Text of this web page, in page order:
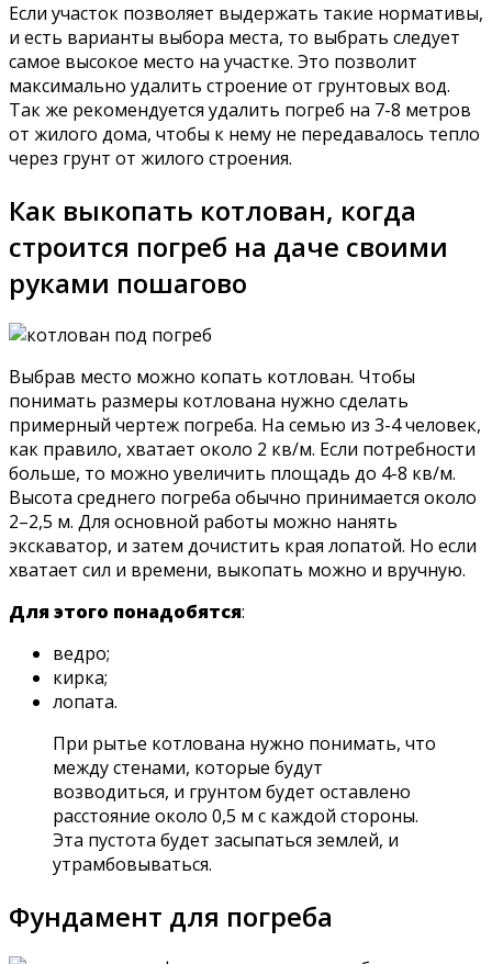
Если участок позволяет выдержать такие нормативы,
и есть варианты выбора места, то выбрать следует
самое высокое место на участке. Это позволит
максимально удалить строение от грунтовых вод.
Так же рекомендуется удалить погреб на 7-8 метров
от жилого дома, чтобы к нему не передавалось тепло
через грунт от жилого строения.
Как выкопать котлован, когда
строится погреб на даче своими
руками пошагово
Выбрав место можно копать котлован. Чтобы
понимать размеры котлована нужно сделать
примерный чертеж погреба. На семью из 3-4 человек,
как правило, хватает около 2 кв/м. Если потребности
больше, то можно увеличить площадь до 4-8 кв/м.
Высота среднего погреба обычно принимается около
2–2,5 м. Для основной работы можно нанять
экскаватор, и затем дочистить края лопатой. Но если
хватает сил и времени, выкопать можно и вручную.
Для этого понадобятся:
ведро;
кирка;
лопата.
При рытье котлована нужно понимать, что
между стенами, которые будут
возводиться, и грунтом будет оставлено
расстояние около 0,5 м с каждой стороны.
Эта пустота будет засыпаться землей, и
утрамбовываться.
Фундамент для погреба